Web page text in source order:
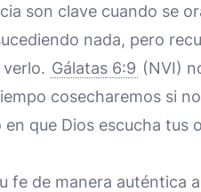
son clave cuando se
nada, pero
Gálatas 6:9 (NVI)
cosecharemos si
que Dios escucha tus
fe de manera auténtica